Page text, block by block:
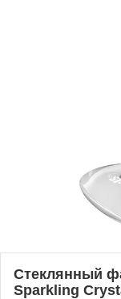
Стеклянный
Sparkling